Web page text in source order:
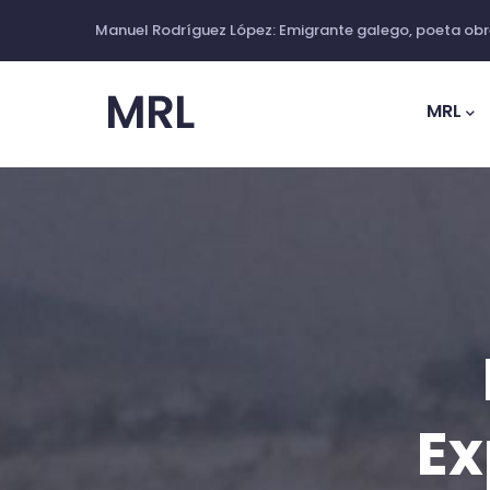
Manuel Rodríguez López: Emigrante galego, poeta
MRL